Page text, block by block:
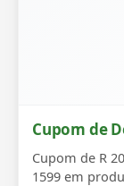
Cupom de
Cupom de R
1599 em